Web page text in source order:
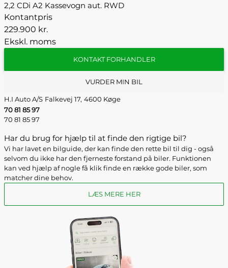
2,2 CDi A2 Kassevogn aut. RWD
Kontantpris
229.900 kr.
Ekskl. moms
KONTAKT FORHANDLER
VURDER MIN BIL
H.I Auto A/S Falkevej 17, 4600 Køge
70 81 85 97
70 81 85 97
Har du brug for hjælp til at finde den rigtige bil?
Vi har lavet en bilguide, der kan finde den rette bil til dig - også
selvom du ikke har den fjerneste forstand på biler. Funktionen
kan ved hjælp af nogle få klik finde en række gode biler, som
matcher dine behov.
LÆS MERE HER